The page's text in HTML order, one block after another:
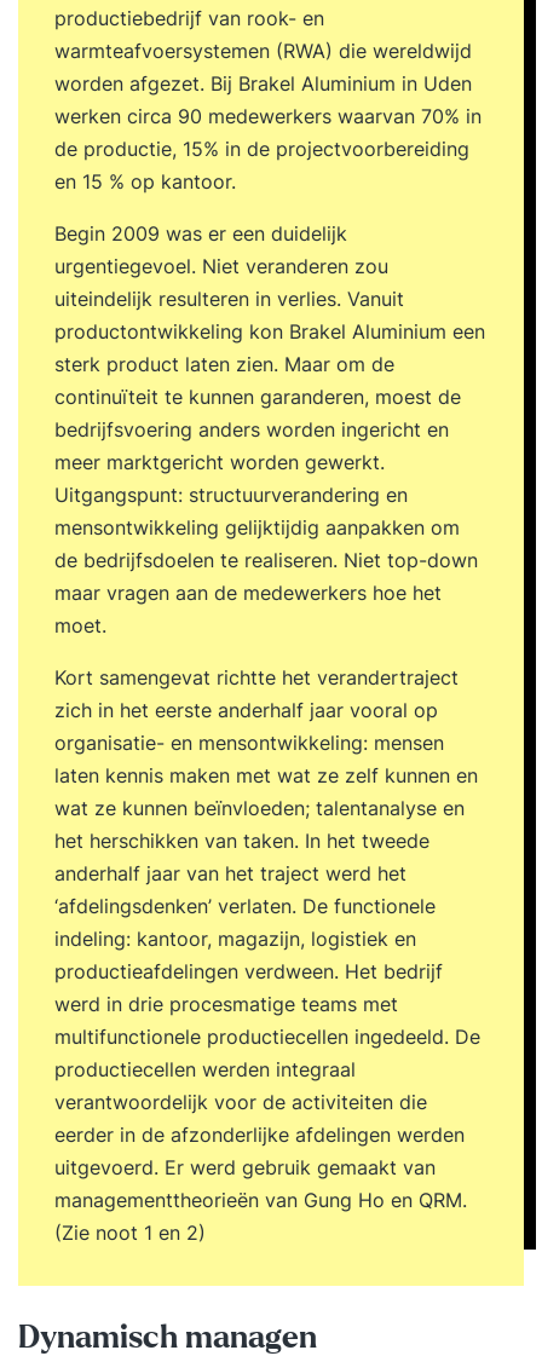
productiebedrijf van rook- en
warmteafvoersystemen (RWA) die wereldwijd
worden afgezet. Bij Brakel Aluminium in Uden
werken circa 90 medewerkers waarvan 70% in
de productie, 15% in de projectvoorbereiding
en 15 % op kantoor.
Begin 2009 was er een duidelijk
urgentiegevoel. Niet veranderen zou
uiteindelijk resulteren in verlies. Vanuit
productontwikkeling kon Brakel Aluminium een
sterk product laten zien. Maar om de
continuïteit te kunnen garanderen, moest de
bedrijfsvoering anders worden ingericht en
meer marktgericht worden gewerkt.
Uitgangspunt: structuurverandering en
mensontwikkeling gelijktijdig aanpakken om
de bedrijfsdoelen te realiseren. Niet top-down
maar vragen aan de medewerkers hoe het
moet.
Kort samengevat richtte het verandertraject
zich in het eerste anderhalf jaar vooral op
organisatie- en mensontwikkeling: mensen
laten kennis maken met wat ze zelf kunnen en
wat ze kunnen beïnvloeden; talentanalyse en
het herschikken van taken. In het tweede
anderhalf jaar van het traject werd het
‘afdelingsdenken’ verlaten. De functionele
indeling: kantoor, magazijn, logistiek en
productieafdelingen verdween. Het bedrijf
werd in drie procesmatige teams met
multifunctionele productiecellen ingedeeld. De
productiecellen werden integraal
verantwoordelijk voor de activiteiten die
eerder in de afzonderlijke afdelingen werden
uitgevoerd. Er werd gebruik gemaakt van
managementtheorieën van Gung Ho en QRM.
(Zie noot 1 en 2)
Dynamisch managen